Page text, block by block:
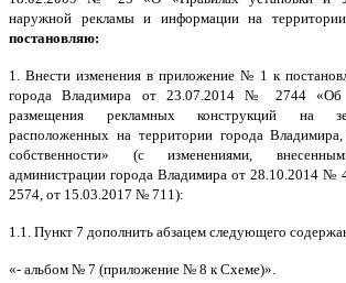
наружной рекламы и информации на
постановляю:
1. Внести изменения в приложение № 1 к
города Владимира от 23.07.2014 № 2744 «Об
размещения рекламных конструкций на
расположенных на территории города
собственности» (с изменениями,
администрации города Владимира от 28.10.2014
2574, от 15.03.2017 № 711):
1.1. Пункт 7 дополнить абзацем следующего
«- альбом № 7 (приложение № 8 к Схеме)».